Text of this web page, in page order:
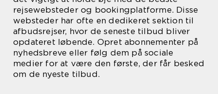
rejsewebsteder og bookingplatforme. Disse
websteder har ofte en dedikeret sektion til
afbudsrejser, hvor de seneste tilbud bliver
opdateret løbende. Opret abonnementer på
nyhedsbreve eller følg dem på sociale
medier for at være den første, der får besked
om de nyeste tilbud.